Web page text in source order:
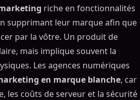
riche en fonctionnalités
supprimant leur marque afin que
par la vôtre. Un produit de
mais implique souvent la
Les agences numériques
en marque blanche, car
les coûts de serveur et la sécurité